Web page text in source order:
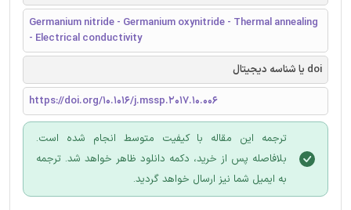
Germanium nitride - Germanium oxynitride - Thermal annealing
- Electrical conductivity
doi یا شناسه دیجیتال
https://doi.org/10.1016/j.mssp.2017.10.006
ترجمه این مقاله با کیفیت متوسط انجام شده است.
بلافاصله پس از خرید، دکمه دانلود ظاهر خواهد شد. ترجمه
به ایمیل شما نیز ارسال خواهد گردید.